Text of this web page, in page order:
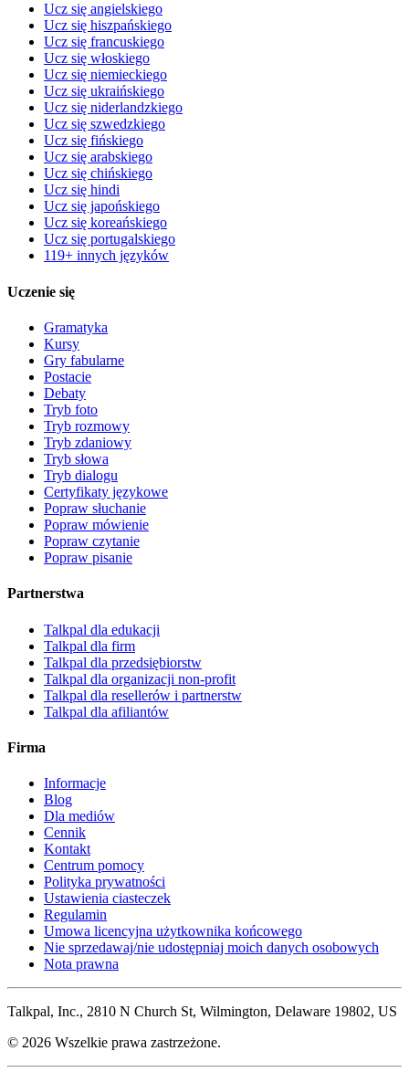
Ucz się angielskiego
Ucz się hiszpańskiego
Ucz się francuskiego
Ucz się włoskiego
Ucz się niemieckiego
Ucz się ukraińskiego
Ucz się niderlandzkiego
Ucz się szwedzkiego
Ucz się fińskiego
Ucz się arabskiego
Ucz się chińskiego
Ucz się hindi
Ucz się japońskiego
Ucz się koreańskiego
Ucz się portugalskiego
119+ innych języków
Uczenie się
Gramatyka
Kursy
Gry fabularne
Postacie
Debaty
Tryb foto
Tryb rozmowy
Tryb zdaniowy
Tryb słowa
Tryb dialogu
Certyfikaty językowe
Popraw słuchanie
Popraw mówienie
Popraw czytanie
Popraw pisanie
Partnerstwa
Talkpal dla edukacji
Talkpal dla firm
Talkpal dla przedsiębiorstw
Talkpal dla organizacji non-profit
Talkpal dla resellerów i partnerstw
Talkpal dla afiliantów
Firma
Informacje
Blog
Dla mediów
Cennik
Kontakt
Centrum pomocy
Polityka prywatności
Ustawienia ciasteczek
Regulamin
Umowa licencyjna użytkownika końcowego
Nie sprzedawaj/nie udostępniaj moich danych osobowych
Nota prawna
Talkpal, Inc., 2810 N Church St, Wilmington, Delaware 19802, US
© 2026 Wszelkie prawa zastrzeżone.